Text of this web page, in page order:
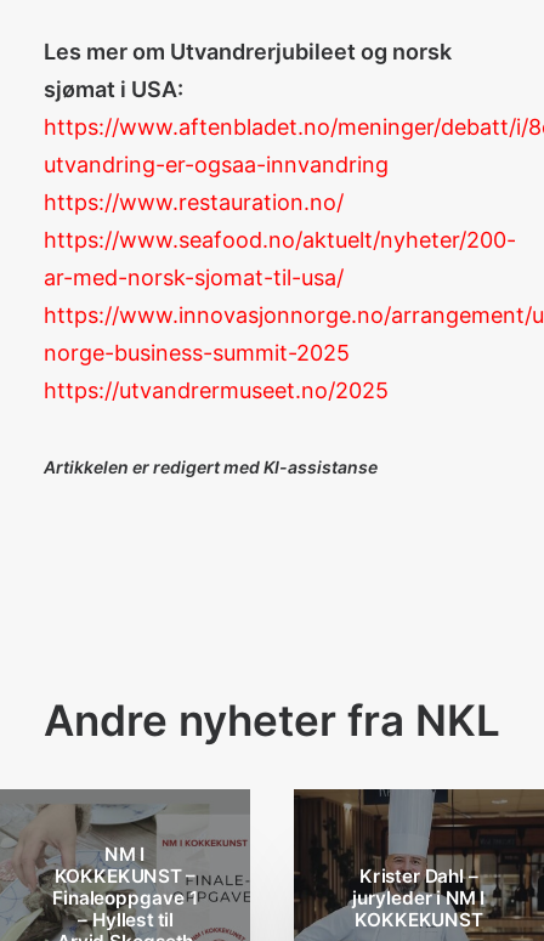
Les mer om Utvandrerjubileet og norsk
sjømat i USA:
https://www.aftenbladet.no/meninger/debatt/i/
utvandring-er-ogsaa-innvandring
https://www.restauration.no/
https://www.seafood.no/aktuelt/nyheter/200-
ar-med-norsk-sjomat-til-usa/
https://www.innovasjonnorge.no/arrangement/
norge-business-summit-2025
https://utvandrermuseet.no/2025
Artikkelen er redigert med KI-assistanse
Andre nyheter fra NKL
NM I
KOKKEKUNST –
Finaleoppgave 1
– Hyllest til
Krister Dahl –
juryleder i NM I
KOKKEKUNST